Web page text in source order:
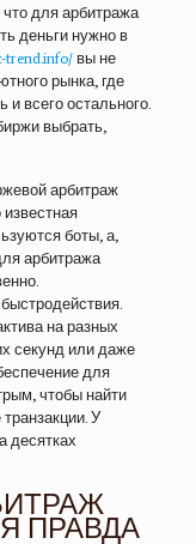
что для арбитража
деньги нужно в
trend.info/вы не
рынка, где
и всего остального.
выбрать,
арбитраж
боты, а,
арбитража
на разных
секунд или даже
для
чтобы найти
У
десятках
ПРАВДА